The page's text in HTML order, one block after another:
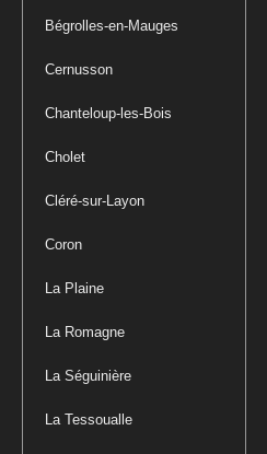
Bégrolles-en-Mauges
Cernusson
Chanteloup-les-Bois
Cholet
Cléré-sur-Layon
Coron
La Plaine
La Romagne
La Séguinière
La Tessoualle